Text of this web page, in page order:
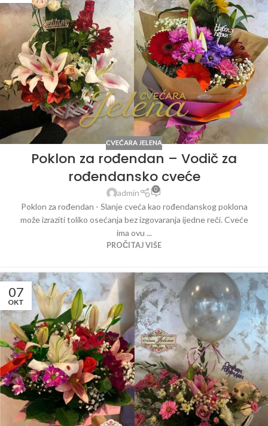
CVEĆARA JELENA
Poklon za rođendan – Vodič za
rođendansko cveće
admin 0
Poklon za rođendan - Slanje cveća kao rođendanskog poklona
može izraziti toliko osećanja bez izgovaranja ijedne reči. Cveće
ima ovu ...
PROČITAJ VIŠE
07
OKT